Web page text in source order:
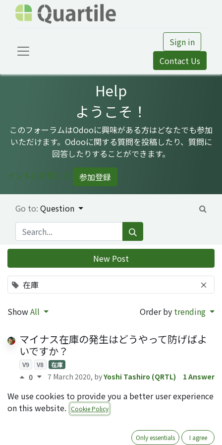
Sign in
Contact Us
Help
ようこそ！
このフォーラムはOdooに興味がある方はどなたでも参加
いただけます。Odooに関する質問を投稿したり、質問に
回答したりすることができます。
イントロを閉じる
参加登録
Go to: Question
在庫 ×
New Post
ShowAll Order by trending
マイナス在庫の発生はどうやって防げばよ
いですか？
V9 V8 在庫
0 7 March 2020, byYoshi Tashiro (QRTL) 1 Answer
在庫概要リスト
在庫 V13
We use cookies to provide you a better user experience
on this website. Cookie Policy
Only essentials I agree